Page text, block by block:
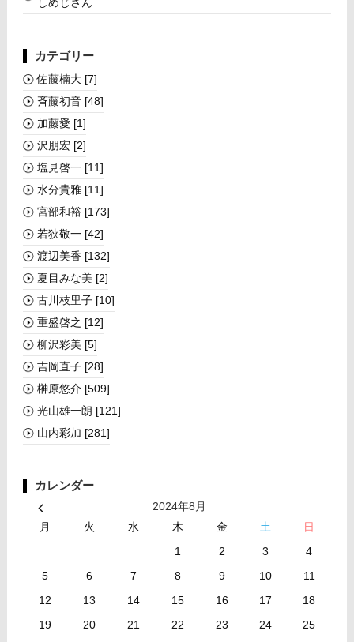
しめじさん
カテゴリー
佐藤楠大 [7]
斉藤初音 [48]
加藤愛 [1]
沢朋宏 [2]
塩見啓一 [11]
水分貴雅 [11]
宮部和裕 [173]
若狭敬一 [42]
渡辺美香 [132]
夏目みな美 [2]
古川枝里子 [10]
重盛啓之 [12]
柳沢彩美 [5]
吉岡直子 [28]
榊󠄀原悠介 [509]
光山雄一朗 [121]
山内彩加 [281]
カレンダー
2024年8月
月
火 水 木 金 土
日
1
2 3
4
5
6 7 8 9 10
11
12
13 14 15 16 17
18
19
20 21 22 23 24
25